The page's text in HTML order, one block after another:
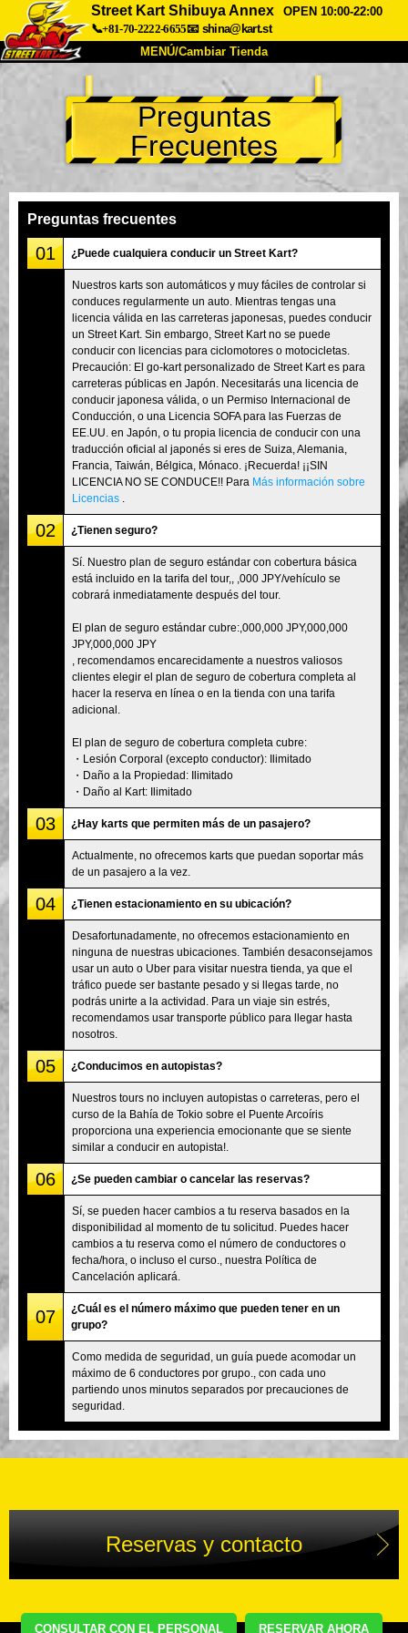
Street Kart Shibuya Annex
OPEN 10:00-22:00
📞+81-70-2222-6655📧 shina@kart.st
MENÚ/Cambiar Tienda
INICIO
Acerca de Especificaciones Precios
Acceso Testimonios Preguntas Frecuentes
Cambiar Tienda
Tokyo Shinagawa
Tokyo Shibuya Annex Tokyo Bay
Tokyo Asakusa Osaka
Okinawa
CONSULTAR CON EL PERSONAL RESERVAR AHORA
Preguntas
Frecuentes
Preguntas frecuentes
01 ¿Puede cualquiera conducir un Street Kart?
Nuestros karts son automáticos y muy fáciles de controlar si
conduces regularmente un auto. Mientras tengas una
licencia válida en las carreteras japonesas, puedes conducir
un Street Kart. Sin embargo, Street Kart no se puede
conducir con licencias para ciclomotores o motocicletas.
Precaución: El go-kart personalizado de Street Kart es para
carreteras públicas en Japón. Necesitarás una licencia de
conducir japonesa válida, o un Permiso Internacional de
Conducción, o una Licencia SOFA para las Fuerzas de
EE.UU. en Japón, o tu propia licencia de conducir con una
traducción oficial al japonés si eres de Suiza, Alemania,
Francia, Taiwán, Bélgica, Mónaco. ¡Recuerda! ¡¡SIN
LICENCIA NO SE CONDUCE!! Para Más información sobre
Licencias
02 ¿Tienen seguro?
Sí. Nuestro plan de seguro estándar con cobertura básica
está incluido en la tarifa del tour,, ,000 JPY/vehículo se
cobrará inmediatamente después del tour.
El plan de seguro estándar cubre:,000,000 JPY,000,000
JPY,000,000 JPY
, recomendamos encarecidamente a nuestros valiosos
clientes elegir el plan de seguro de cobertura completa al
hacer la reserva en línea o en la tienda con una tarifa
adicional.
El plan de seguro de cobertura completa cubre:
・Lesión Corporal (excepto conductor): Ilimitado
・Daño a la Propiedad: Ilimitado
・Daño al Kart: Ilimitado
03 ¿Hay karts que permiten más de un pasajero?
Actualmente, no ofrecemos karts que puedan soportar más
de un pasajero a la vez.
04 ¿Tienen estacionamiento en su ubicación?
Desafortunadamente, no ofrecemos estacionamiento en
ninguna de nuestras ubicaciones. También desaconsejamos
usar un auto o Uber para visitar nuestra tienda, ya que el
tráfico puede ser bastante pesado y si llegas tarde, no
podrás unirte a la actividad. Para un viaje sin estrés,
recomendamos usar transporte público para llegar hasta
nosotros.
05 ¿Conducimos en autopistas?
Nuestros tours no incluyen autopistas o carreteras, pero el
curso de la Bahía de Tokio sobre el Puente Arcoíris
proporciona una experiencia emocionante que se siente
similar a conducir en autopista!.
06 ¿Se pueden cambiar o cancelar las reservas?
Sí, se pueden hacer cambios a tu reserva basados en la
disponibilidad al momento de tu solicitud. Puedes hacer
cambios a tu reserva como el número de conductores o
fecha/hora, o incluso el curso., nuestra Política de
Cancelación aplicará.
07
¿Cuál es el número máximo que pueden tener en un
grupo?
Como medida de seguridad, un guía puede acomodar un
máximo de 6 conductores por grupo., con cada uno
partiendo unos minutos separados por precauciones de
seguridad.
Reservas y contacto